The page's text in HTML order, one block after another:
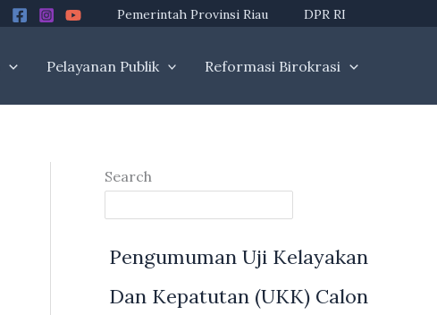
Pemerintah Provinsi Riau DPR RI
Pelayanan Publik Reformasi Birokrasi
Search
Pengumuman Uji Kelayakan
Dan Kepatutan (UKK) Calon